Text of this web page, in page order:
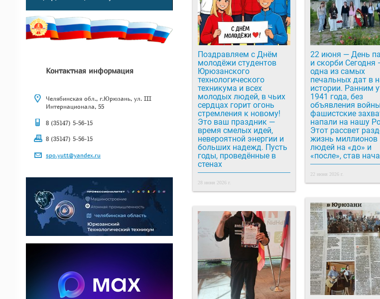
Контактная информация
Челябинская обл., г.Юрюзань, ул. III
Интернационала, 55
8 (35147) 5-56-15
8 (35147) 5-56-15
spo.yutt@yandex.ru
Поздравляем с Днём
молодёжи студентов
Юрюзанского
технологического
техникума и всех
молодых людей, в чьих
сердцах горит огонь
стремления к новому!
Это ваш праздник —
время смелых идей,
невероятной энергии и
больших надежд. Пусть
годы, проведённые в
стенах
28 июня 2026 г.
22 июня — День
и скорби Сегодня —
одна из самых
печальных дат в
истории. Ранним
1941 года, без
объявления
фашистские
напали на нашу
Этот рассвет
жизнь миллионов
людей на «до» и
«после», став
22 июня 2026 г.